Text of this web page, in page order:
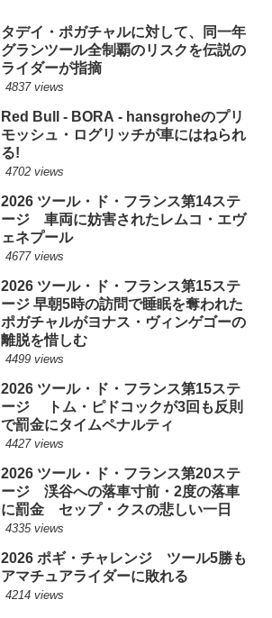
タデイ・ポガチャルに対して、同一年
グランツール全制覇のリスクを伝説の
ライダーが指摘
4837 views
Red Bull - BORA - hansgroheのプリ
モッシュ・ログリッチが車にはねられ
る!
4702 views
2026 ツール・ド・フランス第14ステ
ージ 車両に妨害されたレムコ・エヴ
ェネプール
4677 views
2026 ツール・ド・フランス第15ステ
ージ 早朝5時の訪問で睡眠を奪われた
ポガチャルがヨナス・ヴィンゲゴーの
離脱を惜しむ
4499 views
2026 ツール・ド・フランス第15ステ
ージ トム・ピドコックが3回も反則
で罰金にタイムペナルティ
4427 views
2026 ツール・ド・フランス第20ステ
ージ 渓谷への落車寸前・2度の落車
に罰金 セップ・クスの悲しい一日
4335 views
2026 ポギ・チャレンジ ツール5勝も
アマチュアライダーに敗れる
4214 views